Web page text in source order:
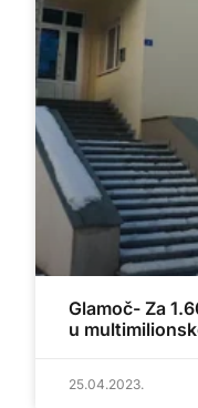
Glamoč- Za
u
25.04.2023.